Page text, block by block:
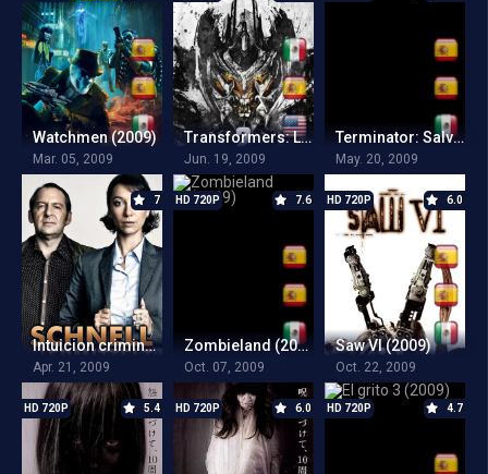
Watchmen (2009)
Mar. 05, 2009
Transformers: La venganza de los caídos (2009)
Jun. 19, 2009
Terminator: Salvation (2009)
May. 20, 2009
7
Intuicion criminal (2009)
Apr. 21, 2009
7.6
HD 720P
Zombieland (2009)
Oct. 07, 2009
6.0
HD 720P
Saw VI (2009)
Oct. 22, 2009
5.4
HD 720P 6.0
HD 720P 4.7
HD 720P